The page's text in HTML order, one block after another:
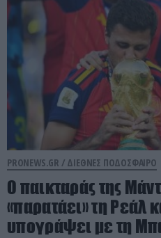
PRONEWS.GR / ΔΙΕΘΝΕΣ ΠΟΔΟΣΦΑΙΡΟ
Ο παικταράς της
«παρατάει» τη Ρεάλ
υπογράψει με τη